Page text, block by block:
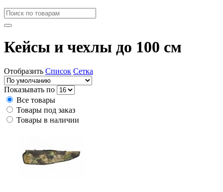
Кейсы и чехлы до 100 см
Отобразить Список Сетка
Показывать по
Все товары
Товары под заказ
Товары в наличии